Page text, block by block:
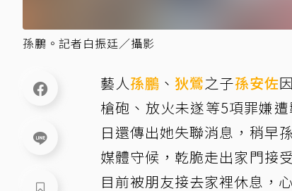
孫鵬。記者白振廷／攝影
藝人孫鵬 、 狄鶯之子孫安佐
槍砲、放火未遂等5項罪嫌
日還傳出她失聯消息，稍早
媒體守候，乾脆走出家門接
目前被朋友接去家裡休息，